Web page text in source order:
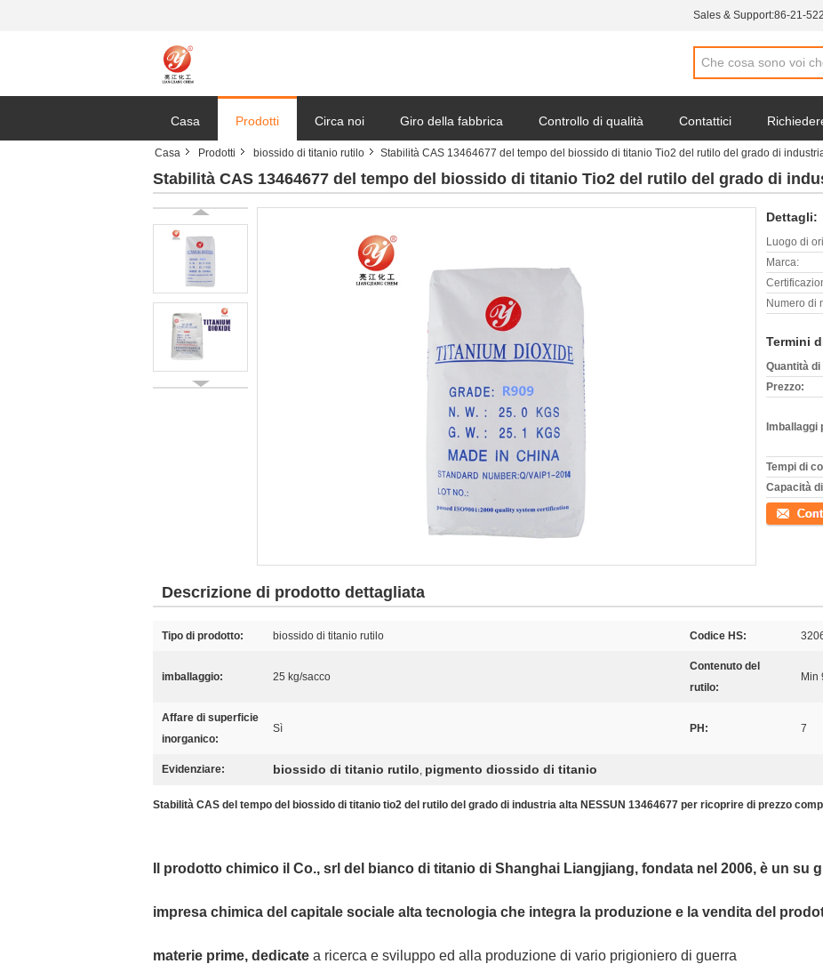
Sales & Support:86-21-
Casa Prodotti Circa noi Giro della fabbrica Controllo di qualità Contattici
Casa Prodotti biossido di titanio rutilo Stabilità CAS 13464677 del tempo del biossido di titanio Tio2 del rutilo del grado di
Stabilità CAS 13464677 del tempo del biossido di titanio Tio2 del rutilo del grado di
Dettagli:
Luogo di
Marca:
Numero di
Termini
Quantità
Prezzo:
Imballaggi
Tempi di
Capacità
Contatto
Descrizione di prodotto dettagliata
Tipo di prodotto: biossido di titanio rutilo Codice HS:
imballaggio: 25 kg/sacco
Contenuto del
rutilo:
Min
Affare di superficie
inorganico:
Sì PH: 7
Evidenziare: biossido di titanio rutilo, pigmento diossido di titanio
Stabilità CAS del tempo del biossido di titanio tio2 del rutilo del grado di industria alta NESSUN 13464677 per ricoprire di prezzo
Il prodotto chimico il Co., srl del bianco di titanio di Shanghai Liangjiang, fondata nel 2006, è un su
impresa chimica del capitale sociale alta tecnologia che integra la produzione e la vendita del
materie prime, dedicate a ricerca e sviluppo ed alla produzione di vario prigioniero di guerra